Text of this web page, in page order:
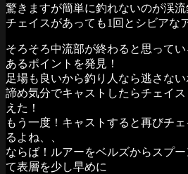
驚きますが簡単に釣れないのが渓流
チェイスがあっても1回とシビアな
そろそろ中流部が終わると思って
あるポイントを発見！
足場も良いから釣り人なら逃さな
諦め気分でキャストしたらチェイ
えた！
もう一度！キャストすると再びチ
るよね、、
ならば！ルアーをベルズからスプ
て表層を少し早めに